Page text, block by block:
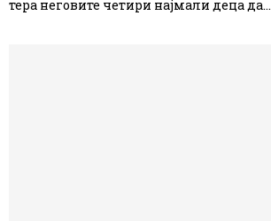
тера неговите четири најмали деца да...